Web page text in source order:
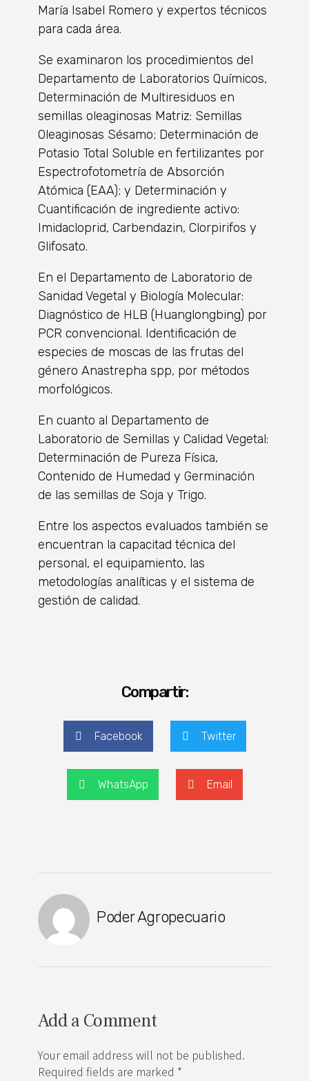
María Isabel Romero y expertos técnicos
para cada área.
Se examinaron los procedimientos del
Departamento de Laboratorios Químicos,
Determinación de Multiresiduos en
semillas oleaginosas Matriz: Semillas
Oleaginosas Sésamo; Determinación de
Potasio Total Soluble en fertilizantes por
Espectrofotometría de Absorción
Atómica (EAA); y Determinación y
Cuantificación de ingrediente activo:
Imidacloprid, Carbendazin, Clorpirifos y
Glifosato.
En el Departamento de Laboratorio de
Sanidad Vegetal y Biología Molecular:
Diagnóstico de HLB (Huanglongbing) por
PCR convencional. Identificación de
especies de moscas de las frutas del
género Anastrepha spp, por métodos
morfológicos.
En cuanto al Departamento de
Laboratorio de Semillas y Calidad Vegetal:
Determinación de Pureza Física,
Contenido de Humedad y Germinación
de las semillas de Soja y Trigo.
Entre los aspectos evaluados también se
encuentran la capacitad técnica del
personal, el equipamiento, las
metodologías analíticas y el sistema de
gestión de calidad.
Compartir:
Facebook Twitter
WhatsApp Email
Poder Agropecuario
Add a Comment
Your email address will not be published.
Required fields are marked *